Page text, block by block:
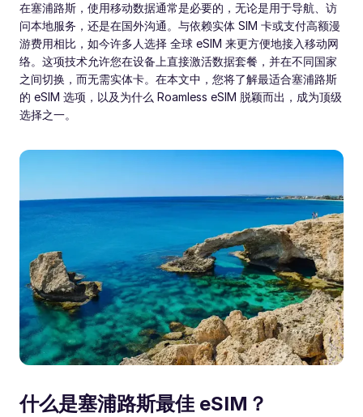
在塞浦路斯，使用移动数据通常是必要的，无论是用于导航、访
问本地服务，还是在国外沟通。与依赖实体 SIM 卡或支付高额漫
游费用相比，如今许多人选择 全球 eSIM 来更方便地接入移动网
络。这项技术允许您在设备上直接激活数据套餐，并在不同国家
之间切换，而无需实体卡。在本文中，您将了解最适合塞浦路斯
的 eSIM 选项，以及为什么 Roamless eSIM 脱颖而出，成为顶级
选择之一。
什么是塞浦路斯最佳 eSIM？